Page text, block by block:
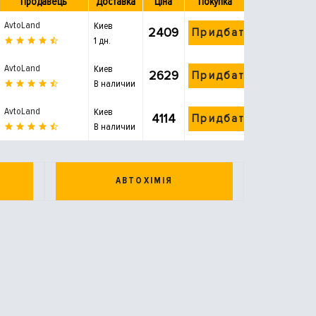
AvtoLand
Киев
1 дн.
2409 Придбати
AvtoLand
Киев
В наличии
2629 Придбати
AvtoLand
Киев
В наличии
4114 Придбати
АВТОХІМІЯ